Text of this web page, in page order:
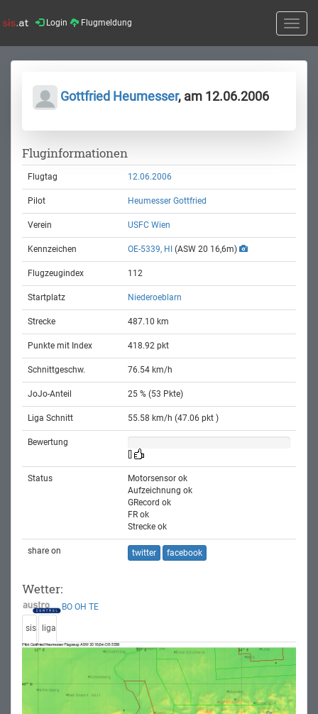
Login Flugmeldung
Toggle
Gottfried Heumesser, am 12.06.2006
Fluginformationen
Flugtag 12.06.2006
Pilot Heumesser Gottfried
Verein USFC Wien
Kennzeichen OE-5339, HI (ASW 20 16,6m)
Flugzeugindex 112
Startplatz Niederoeblarn
Strecke 487.10 km
Punkte mit Index 418.92 pkt
Schnittgeschw. 76.54 km/h
JoJo-Anteil 25 % (53 Pkte)
Liga Schnitt 55.58 km/h (47.06 pkt )
Bewertung
Status
Motorsensor ok
Aufzeichnung ok
GRecord ok
FR ok
Strecke ok
share on twitter facebook
Wetter:
BO OH TE
sis liga